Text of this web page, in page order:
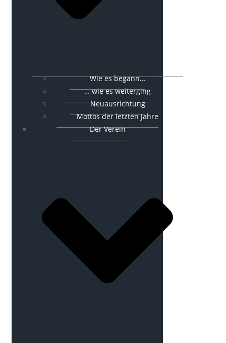
Wie es begann…
… wie es weiterging
Neuausrichtung
Mottos der letzten Jahre
Der Verein